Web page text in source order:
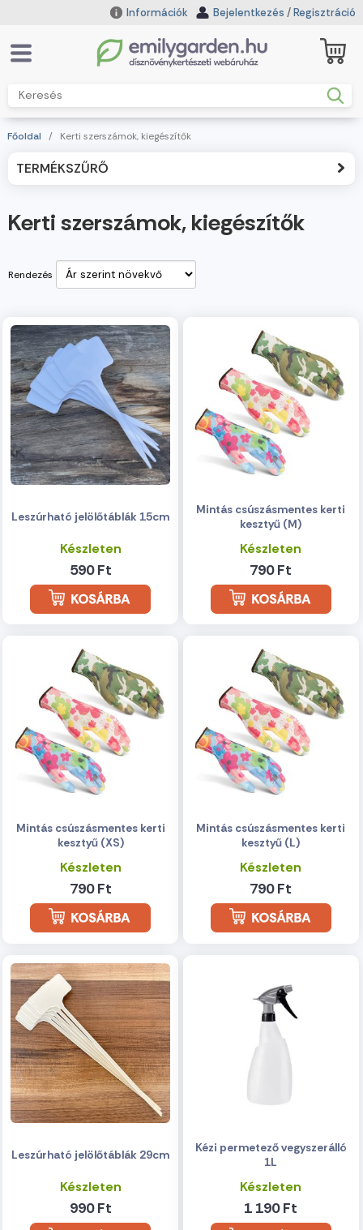
Információk Bejelentkezés /Regisztráció
Főoldal / Kerti szerszámok, kiegészítők
TERMÉKSZŰRŐ
Kerti szerszámok, kiegészítők
Rendezés
Leszúrható jelölőtáblák 15cm
Készleten
590 Ft
Mintás csúszásmentes kerti
kesztyű (M)
Készleten
790 Ft
Mintás csúszásmentes kerti
kesztyű (XS)
Készleten
790 Ft
Mintás csúszásmentes kerti
kesztyű (L)
Készleten
790 Ft
Leszúrható jelölőtáblák 29cm
Készleten
990 Ft
Kézi permetező vegyszerálló
1L
Készleten
1 190 Ft